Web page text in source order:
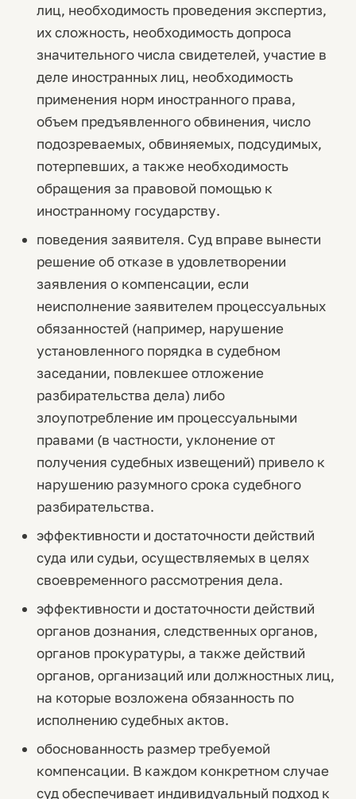
лиц, необходимость проведения экспертиз,
их сложность, необходимость допроса
значительного числа свидетелей, участие в
деле иностранных лиц, необходимость
применения норм иностранного права,
объем предъявленного обвинения, число
подозреваемых, обвиняемых, подсудимых,
потерпевших, а также необходимость
обращения за правовой помощью к
иностранному государству.
поведения заявителя. Суд вправе вынести
решение об отказе в удовлетворении
заявления о компенсации, если
неисполнение заявителем процессуальных
обязанностей (например, нарушение
установленного порядка в судебном
заседании, повлекшее отложение
разбирательства дела) либо
злоупотребление им процессуальными
правами (в частности, уклонение от
получения судебных извещений) привело к
нарушению разумного срока судебного
разбирательства.
эффективности и достаточности действий
суда или судьи, осуществляемых в целях
своевременного рассмотрения дела.
эффективности и достаточности действий
органов дознания, следственных органов,
органов прокуратуры, а также действий
органов, организаций или должностных лиц,
на которые возложена обязанность по
исполнению судебных актов.
обоснованность размер требуемой
компенсации. В каждом конкретном случае
суд обеспечивает индивидуальный подход к